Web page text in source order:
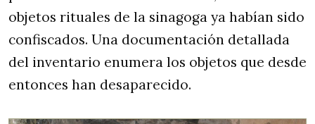
objetos rituales de la sinagoga ya habían sido
confiscados. Una documentación detallada
del inventario enumera los objetos que desde
entonces han desaparecido.